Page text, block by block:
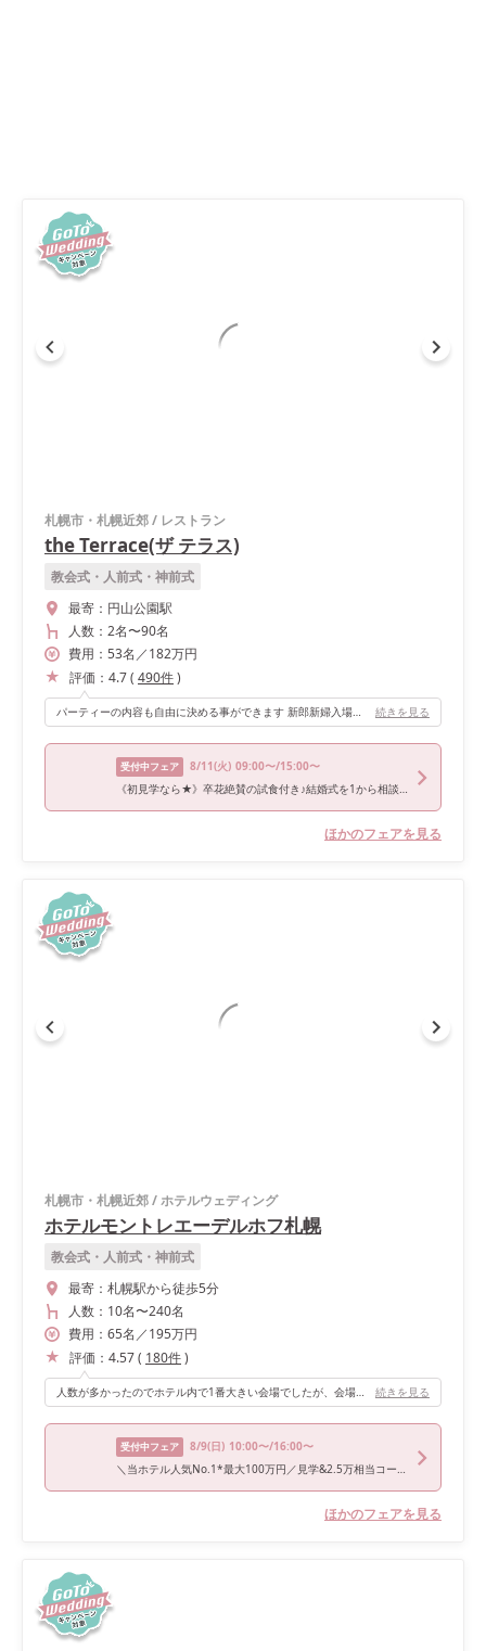
札幌市・札幌近郊/ レストラン
the Terrace(ザ テラス)
教会式・人前式・神前式
最寄： 円山公園駅
人数： 2名〜90名
費用： 53名 ／182万円
評価： 4.7( 490件)
パーティーの内容も自由に決める事ができます 新郎新婦入場やケーキカット、ファーストバイトといった事はせず、ゲストと一緒にごはんを食べたり、テーブルごとに話す時間を設けたりと感謝を伝える時間を大切にしました 続きを見る
受付中フェア 8/11(火) 09:00〜/15:00〜
《初見学なら★》卒花絶賛の試食付き♪結婚式を1から相談フェア
ほかのフェアを見る
札幌市・札幌近郊/ホテルウェディング
ホテルモントレエーデルホフ札幌
教会式・人前式・神前式
最寄： 札幌駅から徒歩5分
人数： 10名〜240名
費用： 65名 ／195万円
評価： 4.57( 180件)
人数が多かったのでホテル内で1番大きい会場でしたが、会場内にテラスがある(ゲストからの注目浴びやすい)、入場前にプロジェクションマッピングができる、壁の色を変えられる素敵な会場でした！ 続きを見る
受付中フェア 8/9(日) 10:00〜/16:00〜
＼当ホテル人気No.1*最大100万円／見学&2.5万相当コース試食会
ほかのフェアを見る